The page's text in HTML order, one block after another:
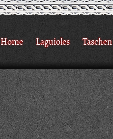
Home Laguioles Taschen